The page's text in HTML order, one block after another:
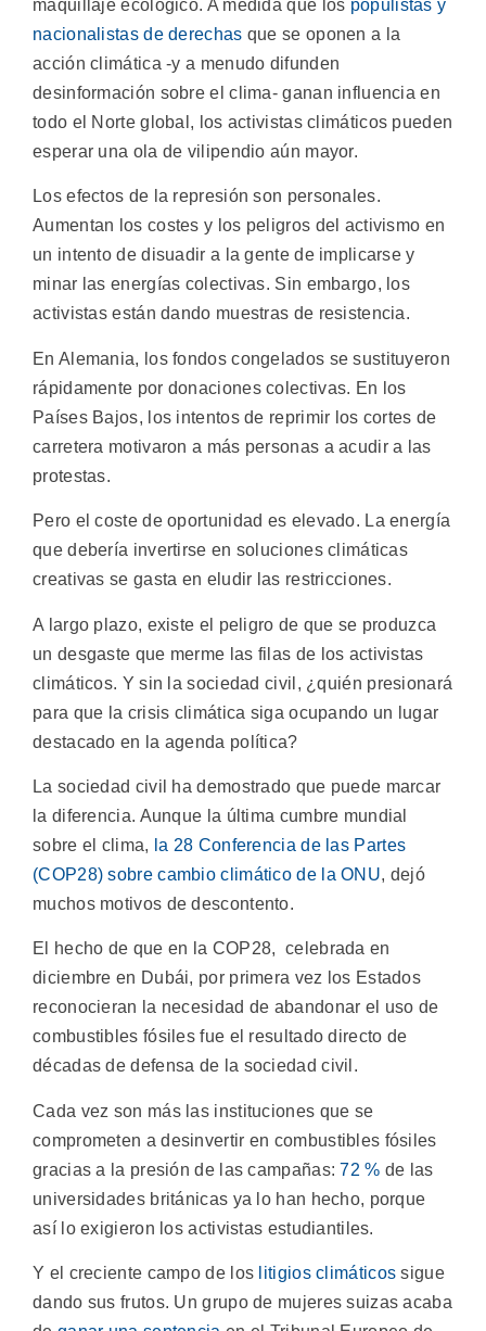
maquillaje ecológico. A medida que los populistas y
nacionalistas de derechas que se oponen a la
acción climática -y a menudo difunden
desinformación sobre el clima- ganan influencia en
todo el Norte global, los activistas climáticos pueden
esperar una ola de vilipendio aún mayor.
Los efectos de la represión son personales.
Aumentan los costes y los peligros del activismo en
un intento de disuadir a la gente de implicarse y
minar las energías colectivas. Sin embargo, los
activistas están dando muestras de resistencia.
En Alemania, los fondos congelados se sustituyeron
rápidamente por donaciones colectivas. En los
Países Bajos, los intentos de reprimir los cortes de
carretera motivaron a más personas a acudir a las
protestas.
Pero el coste de oportunidad es elevado. La energía
que debería invertirse en soluciones climáticas
creativas se gasta en eludir las restricciones.
A largo plazo, existe el peligro de que se produzca
un desgaste que merme las filas de los activistas
climáticos. Y sin la sociedad civil, ¿quién presionará
para que la crisis climática siga ocupando un lugar
destacado en la agenda política?
La sociedad civil ha demostrado que puede marcar
la diferencia. Aunque la última cumbre mundial
sobre el clima, la 28 Conferencia de las Partes
(COP28) sobre cambio climático de la ONU, dejó
muchos motivos de descontento.
El hecho de que en la COP28, celebrada en
diciembre en Dubái, por primera vez los Estados
reconocieran la necesidad de abandonar el uso de
combustibles fósiles fue el resultado directo de
décadas de defensa de la sociedad civil.
Cada vez son más las instituciones que se
comprometen a desinvertir en combustibles fósiles
gracias a la presión de las campañas:72 % de las
universidades británicas ya lo han hecho, porque
así lo exigieron los activistas estudiantiles.
Y el creciente campo de los litigios climáticos sigue
dando sus frutos. Un grupo de mujeres suizas acaba